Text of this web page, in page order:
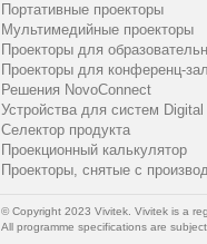
Портативные проекторы
Мультимедийные проекторы
Проекторы для
Проекторы для конференц-
Решения NovoConnect
Устройства для систем
Селектор продукта
Проекционный калькулятор
Проекторы, снятые с
© Copyright 2023 Vivitek. Vivitek is a
All programme specifications are